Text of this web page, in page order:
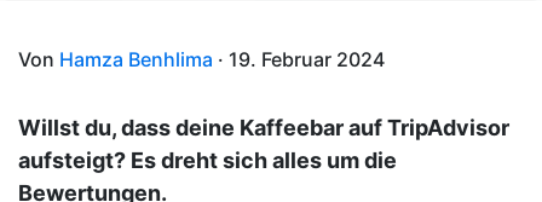
Von Hamza Benhlima · 19. Februar 2024
Willst du, dass deine Kaffeebar auf TripAdvisor
aufsteigt? Es dreht sich alles um die
Bewertungen.